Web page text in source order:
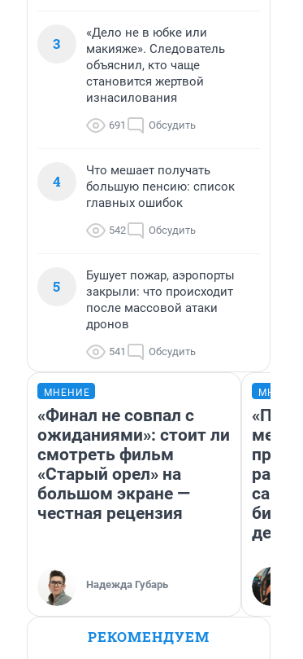
3
«Дело не в юбке или
макияже». Следователь
объяснил, кто чаще
становится жертвой
изнасилования
691 Обсудить
4
Что мешает получать
большую пенсию: список
главных ошибок
542 Обсудить
5
Бушует пожар, аэропорты
закрыли: что происходит
после массовой атаки
дронов
541 Обсудить
МНЕНИЕ
«Финал не совпал с
ожиданиями»: стоит ли
смотреть фильм
«Старый орел» на
большом экране —
честная рецензия
Надежда Губарь
РЕКОМЕНДУЕМ